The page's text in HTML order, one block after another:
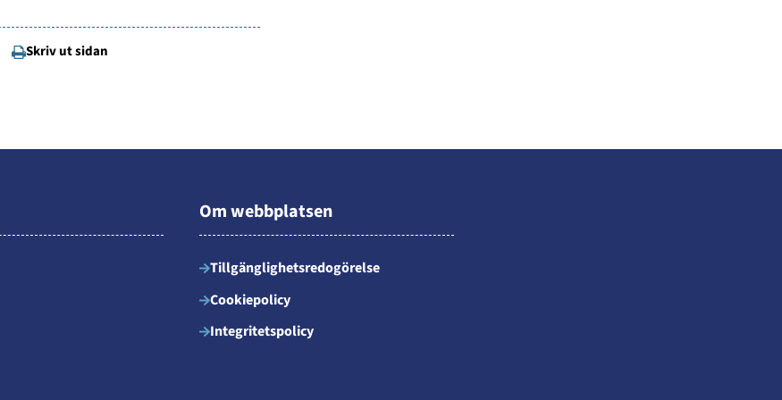
Skriv ut sidan
Om webbplatsen
Tillgänglighetsredogörelse
Cookiepolicy
Integritetspolicy